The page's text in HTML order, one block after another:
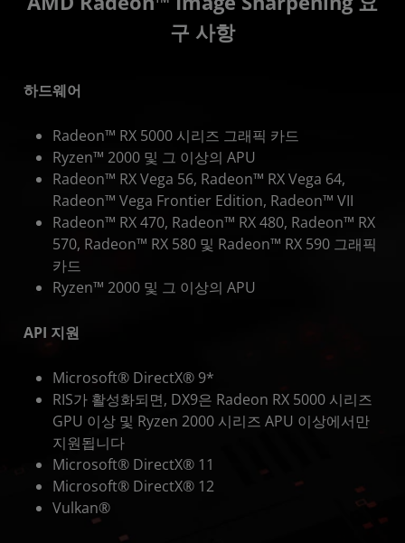
구 사항
하드웨어
Radeon™ RX 5000 시리즈 그래픽 카드
Ryzen™ 2000 및 그 이상의 APU
Radeon™ RX Vega 56, Radeon™ RX Vega 64,
Radeon™ Vega Frontier Edition, Radeon™ VII
Radeon™ RX 470, Radeon™ RX 480, Radeon™ RX
570, Radeon™ RX 580 및 Radeon™ RX 590 그래픽
카드
Ryzen™ 2000 및 그 이상의 APU
API 지원
Microsoft® DirectX® 9*
RIS가 활성화되면, DX9은 Radeon RX 5000 시리즈
GPU 이상 및 Ryzen 2000 시리즈 APU 이상에서만
지원됩니다
Microsoft® DirectX® 11
Microsoft® DirectX® 12
Vulkan®